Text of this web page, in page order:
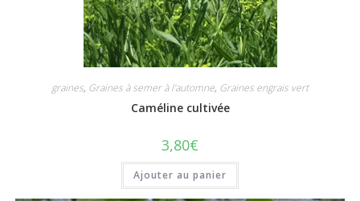
graines, Graines à semer à l'automne, Graines engrais vert
Caméline cultivée
3,80€
Ajouter au panier